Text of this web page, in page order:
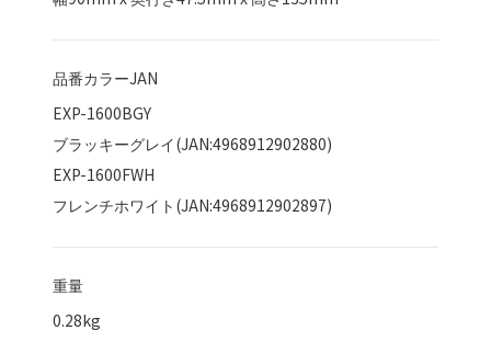
品番カラーJAN
EXP-1600BGY
ブラッキーグレイ(JAN:4968912902880)
EXP-1600FWH
フレンチホワイト(JAN:4968912902897)
重量
0.28kg